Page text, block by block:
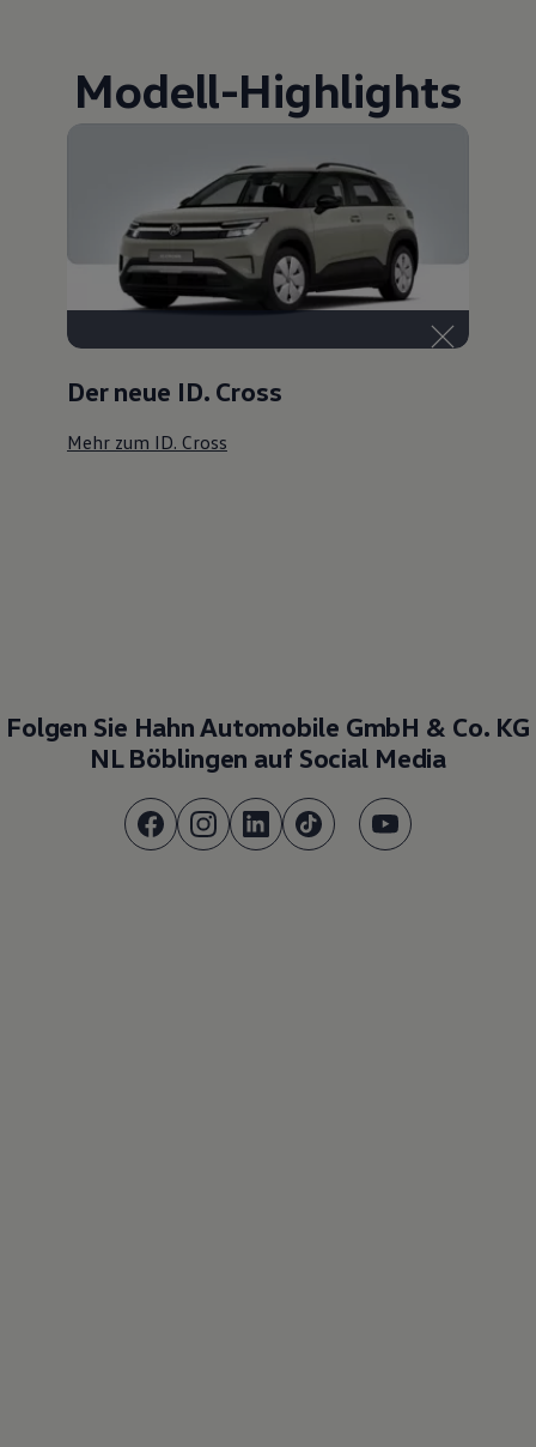
Modell-Highlights
Der neue ID. Cross
Mehr zum ID. Cross
Folgen Sie Hahn Automobile GmbH & Co. KG
NL Böblingen auf Social Media